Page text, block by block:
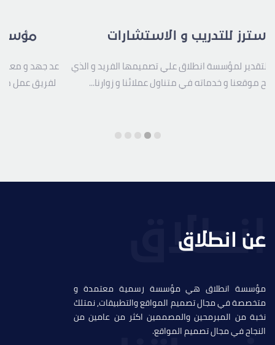
للتدريب و الاستشارات
التقدير لمؤسسة انطلاق علي تصميمها الفريد و الذي
موقعنا و خدماته في متناول عملائنا و زوارنا...
عد جهد و
لفريق عمل
عن انطلاق
مؤسسة انطلاق هي مؤسسة رسمية معتمدة و
متخصصة في مجال تصميم المواقع والتطبيقات, نمتلك
نخبة من المبرمحين والمصممين اكثر من عامين من
النجاح في مجال تصميم المواقع.